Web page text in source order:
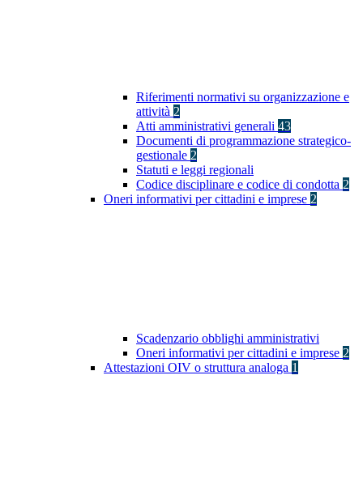
Riferimenti normativi su organizzazione e
attività 2
Atti amministrativi generali 43
Documenti di programmazione strategico-
gestionale 2
Statuti e leggi regionali
Codice disciplinare e codice di condotta 2
Oneri informativi per cittadini e imprese 2
Scadenzario obblighi amministrativi
Oneri informativi per cittadini e imprese 2
Attestazioni OIV o struttura analoga 1